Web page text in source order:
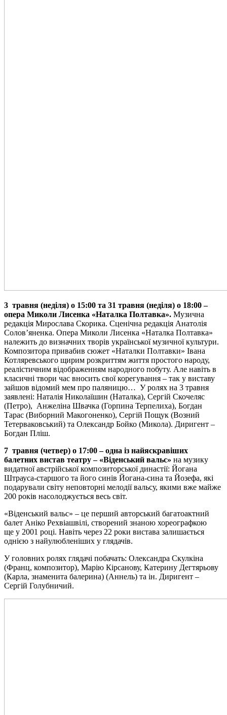
3 травня (неділя) о 15:00 та 31 травня (неділя) о 18:00 –
опера Миколи Лисенка «Наталка Полтавка». Музична
редакція Мирослава Скорика. Сценічна редакція Анатолія
Солов’яненка. Опера Миколи Лисенка «Наталка Полтавка»
належить до визначних творів української музичної культури.
Композитора привабив сюжет «Наталки Полтавки» Івана
Котляревського щирим розкриттям життя простого народу,
реалістичним відображенням народного побуту. Але навіть в
класичні твори час вносить свої корегування – так у виставу
зайшов відомий мем про паляницю… У ролях на 3 травня
заявлені: Наталія Николаїшин (Наталка), Сергій Скочеляс
(Петро), Анжеліна Швачка (Горпина Терпелиха), Богдан
Тарас (Виборний Макогоненко), Сергій Пощук (Возний
Тетерваковський) та Олександр Бойко (Микола). Диригент –
Богдан Пліш.
7 травня (четвер) о 17:00 –одна із найяскравіших
балетних вистав театру – «Віденський вальс» на музику
видатної австрійської композиторської династії: Йогана
Штрауса-старшого та його синів Йогана-сина та Йозефа, які
подарували світу неповторні мелодії вальсу, якими вже майже
200 років насолоджується весь світ.
«Віденський вальс» – це перший авторський багатоактний
балет Аніко Рехвіашвілі, створений знаною хореографкою
ще у 2001 році. Навіть через 22 роки вистава залишається
однією з найулюбленіших у глядачів.
У головних ролях глядачі побачать: Олександра Скулкіна
(Франц, композитор), Марію Кірсанову, Катерину Дегтярьову
(Карла, знаменита балерина) (Аннель) та ін. Диригент –
Сергій Голубничий.